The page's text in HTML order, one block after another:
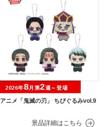
アニメ「鬼滅の刃」 ちびぐるみvol.9
2026年8月第2週～登場